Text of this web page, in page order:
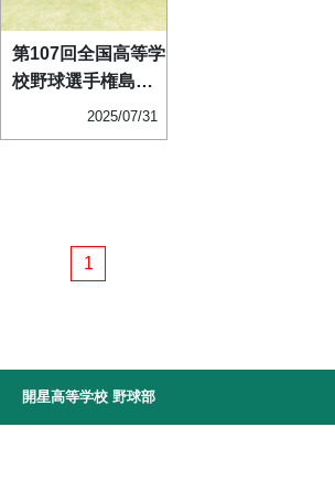
第107回全国高等学
校野球選手権島根
2025/07/31
1
開星高等学校 野球部